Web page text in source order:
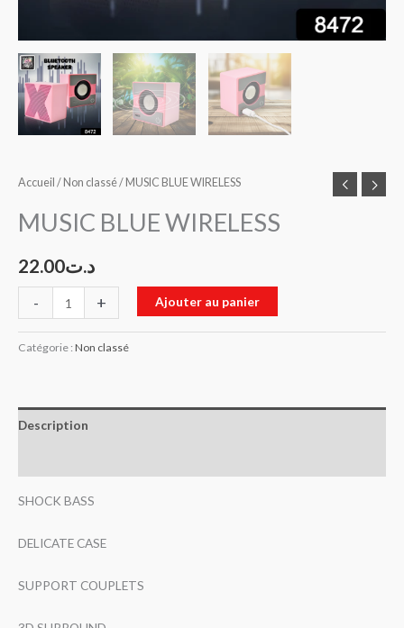
Accueil / Non classé/ MUSIC BLUE WIRELESS
MUSIC BLUE WIRELESS
د.ت22.00
- + Ajouter au panier
Catégorie : Non classé
Description
SHOCK BASS
DELICATE CASE
SUPPORT COUPLETS